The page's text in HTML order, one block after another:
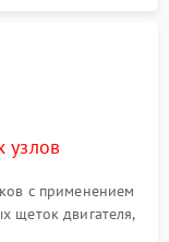
узлов
с применением
щеток двигателя,